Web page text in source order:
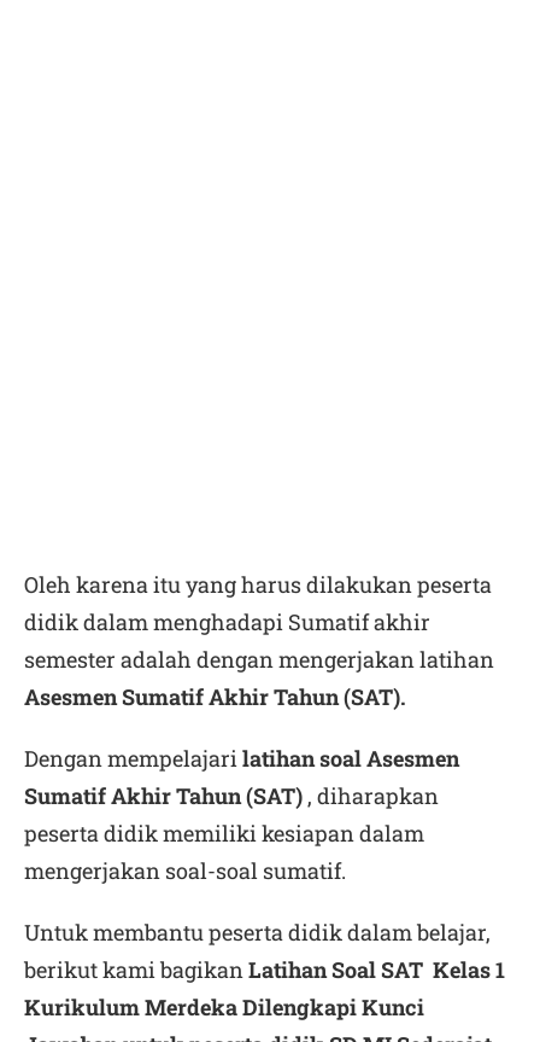
Oleh karena itu yang harus dilakukan peserta
didik dalam menghadapi Sumatif akhir
semester adalah dengan mengerjakan latihan
Asesmen Sumatif Akhir Tahun (SAT).
Dengan mempelajarilatihan soal Asesmen
Sumatif Akhir Tahun (SAT) , diharapkan
peserta didik memiliki kesiapan dalam
mengerjakan soal-soal sumatif.
Untuk membantu peserta didik dalam belajar,
berikut kami bagikanLatihan Soal SAT Kelas 1
Kurikulum Merdeka Dilengkapi Kunci